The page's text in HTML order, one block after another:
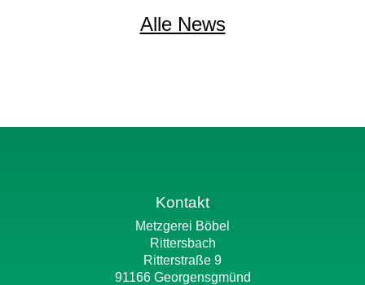
Alle News
Kontakt
Metzgerei Böbel
Rittersbach
Ritterstraße 9
91166 Georgensgmünd